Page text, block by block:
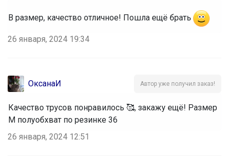
В размер, качество отличное! Пошла ещё брать
26 января, 2024 19:34
ОксанаИ Автор уже получил заказ!
Качество трусов понравилось 🥰, закажу ещё! Размер
М полуобхват по резинке 36
26 января, 2024 12:51